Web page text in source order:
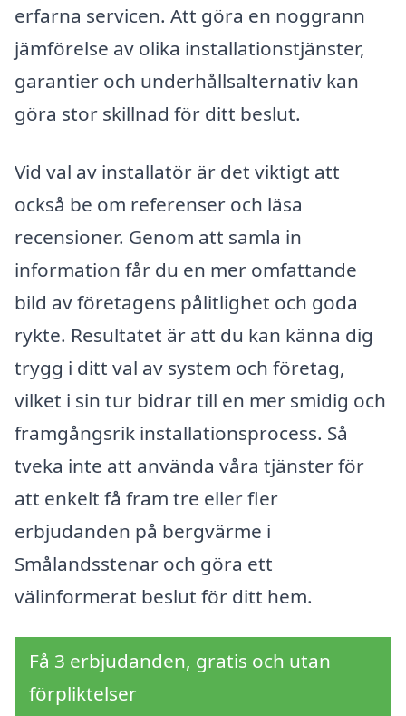
erfarna servicen. Att göra en noggrann
jämförelse av olika installationstjänster,
garantier och underhållsalternativ kan
göra stor skillnad för ditt beslut.
Vid val av installatör är det viktigt att
också be om referenser och läsa
recensioner. Genom att samla in
information får du en mer omfattande
bild av företagens pålitlighet och goda
rykte. Resultatet är att du kan känna dig
trygg i ditt val av system och företag,
vilket i sin tur bidrar till en mer smidig och
framgångsrik installationsprocess. Så
tveka inte att använda våra tjänster för
att enkelt få fram tre eller fler
erbjudanden på bergvärme i
Smålandsstenar och göra ett
välinformerat beslut för ditt hem.
Få 3 erbjudanden, gratis och utan
förpliktelser